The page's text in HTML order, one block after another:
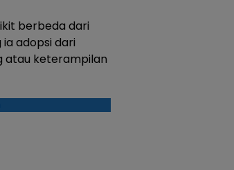
berbeda dari
adopsi dari
atau keterampilan